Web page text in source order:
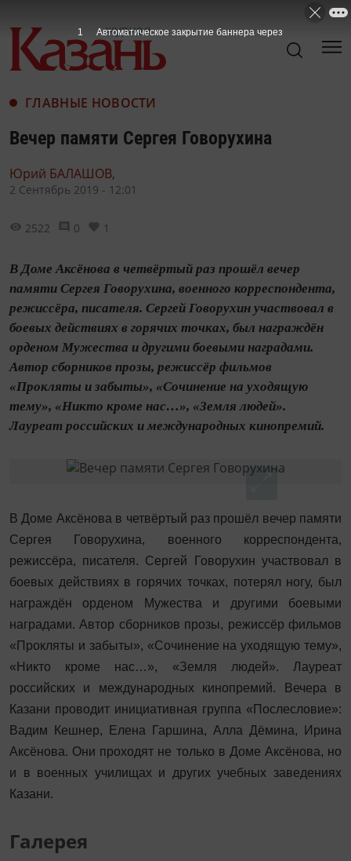
ГЛАВНЫЕ НОВОСТИ
Вечер памяти Сергея Говорухина
Юрий БАЛАШОВ,
2 Сентябрь 2019 - 12:01
2522 0 1
В Доме Аксёнова в четвёртый раз прошёл вечер
памяти Сергея Говорухина, военного корреспондента,
режиссёра, писателя. Сергей Говорухин участвовал в
боевых действиях в горячих точках, был награждён
орденом Мужества и другими боевыми наградами.
Автор сборников прозы, режиссёр фильмов
«Прокляты и забыты», «Сочинение на уходящую
тему», «Никто кроме нас…», «Земля людей».
Лауреат российских и международных кинопремий.
В Доме Аксёнова в четвёртый раз прошёл вечер памяти
Сергея Говорухина, военного корреспондента,
режиссёра, писателя. Сергей Говорухин участвовал в
боевых действиях в горячих точках, потерял ногу, был
награждён орденом Мужества и другими боевыми
наградами. Автор сборников прозы, режиссёр фильмов
«Прокляты и забыты», «Сочинение на уходящую тему»,
«Никто кроме нас…», «Земля людей». Лауреат
российских и международных кинопремий. Вечера в
Казани проводит инициативная группа «Послесловие»:
Вадим Кешнер, Елена Гаршина, Алла Дёмина, Ирина
Аксёнова. Они проходят не только в Доме Аксёнова, но
и в военных училищах и других учебных заведениях
Казани.
Галерея